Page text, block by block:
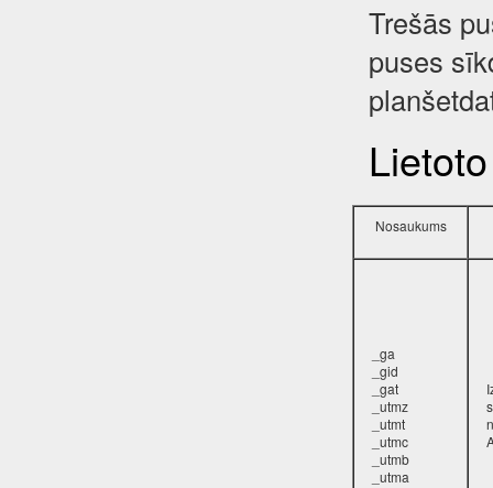
Trešās
puses
Nosaukums
_ga
_gid
_gat
_utmz
_utmt
_utmc
_utmb
_utma